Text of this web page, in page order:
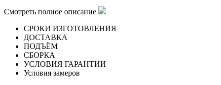
Смотреть полное описание
СРОКИ ИЗГОТОВЛЕНИЯ
ДОСТАВКА
ПОДЪЁМ
СБОРКА
УСЛОВИЯ ГАРАНТИИ
Условия замеров